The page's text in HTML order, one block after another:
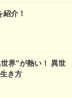
介！
界”が熱い！ 異世
き方